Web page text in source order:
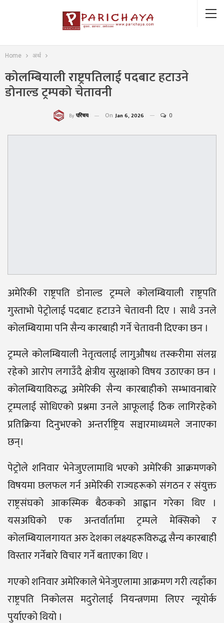
Home अर्थ
कोलम्बियाली राष्ट्रपतिलाई पदबाट हटाउने
डोनाल्ड ट्रम्पको चेतावनी
By परिचय On Jan 6, 2026 0
अमेरिकी राष्ट्रपति डोनाल्ड ट्रम्पले कोलम्बियाली राष्ट्रपति
गुस्ताभो पेट्रोलाई पदबाट हटाउने चेतावनी दिए । साथै उनले
कोलम्बियामा पनि सैन्य कारबाही गर्ने चेतावनी दिएका छन ।
ट्रम्पले कोलम्बियाली नेतृत्वलाई लागुऔषध तस्करीमा संलग्न
रहेको आरोप लगाउँदै क्षेत्रीय सुरक्षाको विषय उठाएका छन ।
कोलम्बियाविरुद्ध अमेरिकी सैन्य कारबाहीको सम्भावनाबारे
ट्रम्पलाई सोधिएको प्रश्नमा उनले आफूलाई ठिक लागिरहेको
प्रतिक्रिया दिनुभएको अन्तर्राष्ट्रिय सञ्चारमाध्यमले जनाएका
छन्।
पेट्रोले शनिवार भेनेजुएलामाथि भएको अमेरिकी आक्रमणको
विषयमा छलफल गर्न अमेरिकी राज्यहरूको संगठन र संयुक्त
राष्ट्रसंघको आकस्मिक बैठकको आह्वान गरेका थिए ।
यसअघिको एक अन्तर्वार्तामा ट्रम्पले मेक्सिको र
कोलम्बियालगायत अरु देशका लक्ष्यहरूविरुद्ध सैन्य कारबाही
विस्तार गर्नेबारे विचार गर्ने बताएका थिए ।
गएको शनिवार अमेरिकाले भेनेजुएलामा आक्रमण गरी त्यहाँका
राष्ट्रपति निकोलस मदुरोलाई नियन्त्रणमा लिएर न्यूयोर्क
पुर्याएको थियो ।